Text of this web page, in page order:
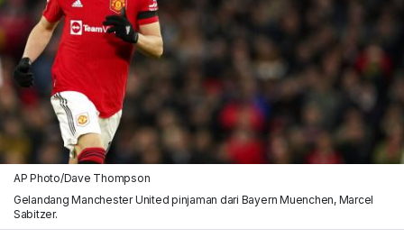
AP Photo/Dave Thompson
Gelandang Manchester United pinjaman dari Bayern Muenchen, Marcel
Sabitzer.